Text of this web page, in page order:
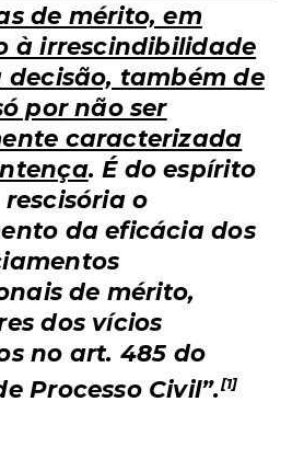
de mérito, em
à irrescindibilidade
decisão, também de
por não ser
caracterizada
. É do espírito
o
da eficácia dos
de mérito,
dos vícios
no art. 485 do
Processo Civil”.[1]